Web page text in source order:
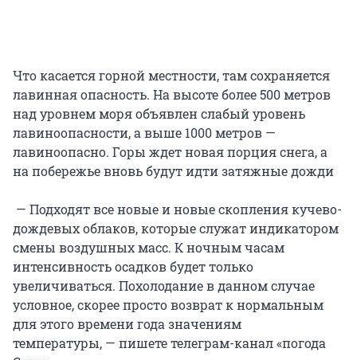
Что касается горной местности, там сохраняется
лавинная опасность. На высоте более 500 метров
над уровнем моря объявлен слабый уровень
лавиноопасности, а выше 1000 метров —
лавиноопасно. Горы ждет новая порция снега, а
на побережье вновь будут идти затяжные дожди
— Подходят все новые и новые скопления кучево-
дождевых облаков, которые служат индикатором
смены воздушных масс. К ночным часам
интенсивность осадков будет только
увеличиваться. Похолодание в данном случае
условное, скорее просто возврат к нормальным
для этого времени года значениям
температуры, — пишете телеграм-канал «погода